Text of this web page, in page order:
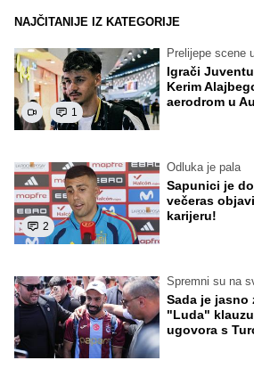
NAJČITANIJE IZ KATEGORIJE
1
Prelijepe scene
Igrači
Kerim
aerodrom u
2
Odluka je pala
Sapunici je
večeras
karijeru!
Spremni su na
Sada je jasno
"Luda"
ugovora s